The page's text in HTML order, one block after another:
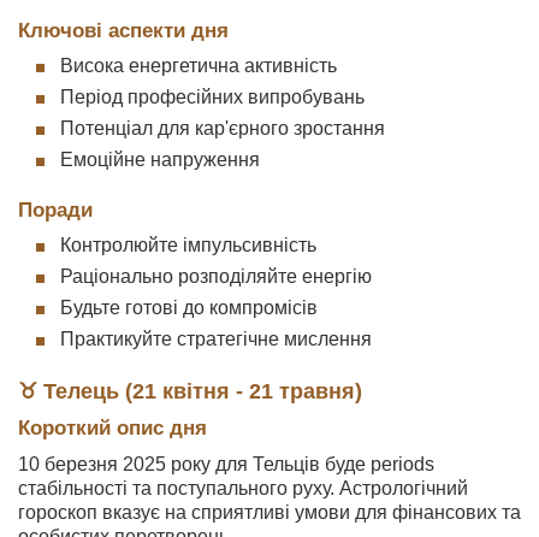
Ключові аспекти дня
Висока енергетична активність
Період професійних випробувань
Потенціал для кар'єрного зростання
Емоційне напруження
Поради
Контролюйте імпульсивність
Раціонально розподіляйте енергію
Будьте готові до компромісів
Практикуйте стратегічне мислення
♉ Телець (21 квітня - 21 травня)
Короткий опис дня
10 березня 2025 року для Тельців буде periods
стабільності та поступального руху. Астрологічний
гороскоп вказує на сприятливі умови для фінансових та